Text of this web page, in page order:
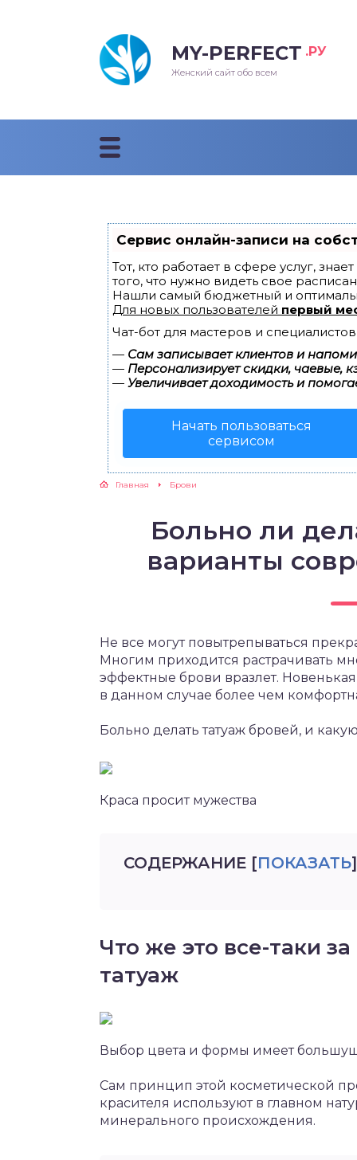
MY-PERFECT .РУ
Женский сайт обо всем
Сервис онлайн-записи на
Тот, кто работает в сфере услуг,
того, что нужно видеть свое
Нашли самый бюджетный и
Для новых пользователей первый
Чат-бот для мастеров и
— Сам записывает клиентов и
— Персонализирует скидки, чаевые,
— Увеличивает доходимость и
Начать пользоваться
сервисом
Главная Брови
Больно ли
варианты
Не все могут повытрепываться
Многим приходится растрачивать
эффектные брови вразлет.
в данном случае более чем
Больно делать татуаж бровей, и
Краса просит мужества
СОДЕРЖАНИЕ [ПОКАЗАТЬ]
Что же это все-таки
татуаж
Выбор цвета и формы имеет
Сам принцип этой косметической
красителя используют в главном
минерального происхождения.
прически 2018
стрижки 2018